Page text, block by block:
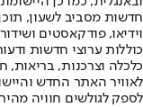
חדשות מסביב לשעון,
וידיאו, פודקאסטים
כוללות ערוצי חדשות
לאוויר האתר החדש
לספק לגולשים חוויה